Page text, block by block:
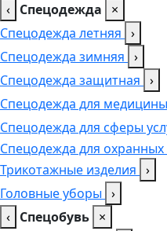
‹ Спецодежда
×
Спецодежда летняя ›
Спецодежда зимняя ›
Спецодежда защитная ›
Спецодежда для медицины
Спецодежда для сферы
Спецодежда для охранных
Трикотажные изделия ›
Головные уборы ›
‹ Спецобувь ×